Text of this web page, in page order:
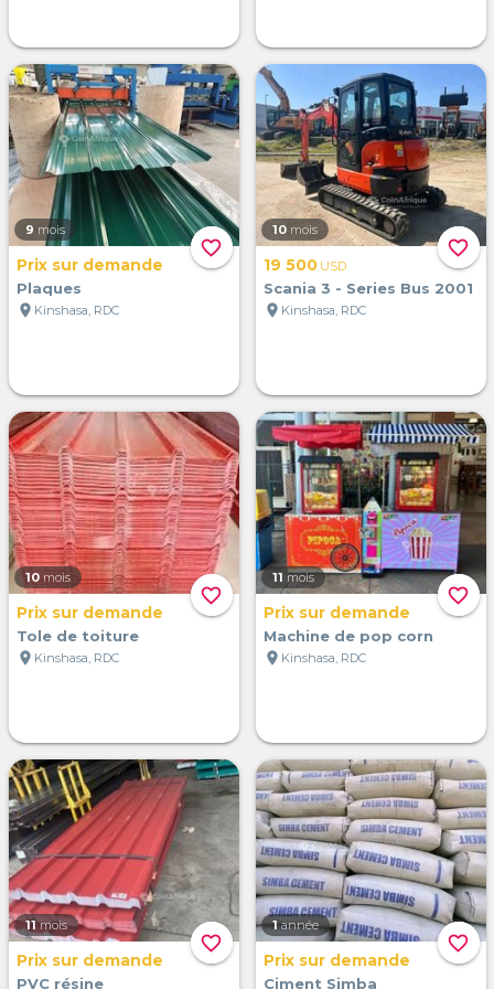
favorite_border
9 mois
Prix sur demande
Plaques
location_on Kinshasa, RDC
favorite_border
10 mois
19 500 USD
Scania 3 - Series Bus 2001
location_on Kinshasa, RDC
favorite_border
10 mois
Prix sur demande
Tole de toiture
location_on Kinshasa, RDC
favorite_border
11 mois
Prix sur demande
Machine de pop corn
location_on Kinshasa, RDC
favorite_border
11 mois
Prix sur demande
PVC résine
favorite_border
1 année
Prix sur demande
Ciment Simba